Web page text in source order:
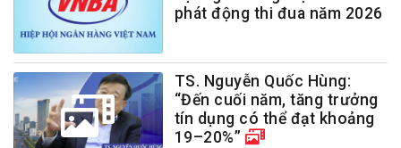
phát động thi đua năm 2026
TS. Nguyễn Quốc Hùng:
“Đến cuối năm, tăng trưởng
tín dụng có thể đạt khoảng
19–20%”